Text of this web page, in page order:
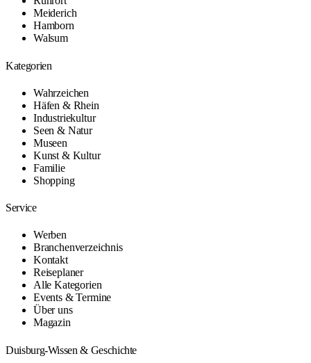
Meiderich
Hamborn
Walsum
Kategorien
Wahrzeichen
Häfen & Rhein
Industriekultur
Seen & Natur
Museen
Kunst & Kultur
Familie
Shopping
Service
Werben
Branchenverzeichnis
Kontakt
Reiseplaner
Alle Kategorien
Events & Termine
Über uns
Magazin
Duisburg-Wissen & Geschichte